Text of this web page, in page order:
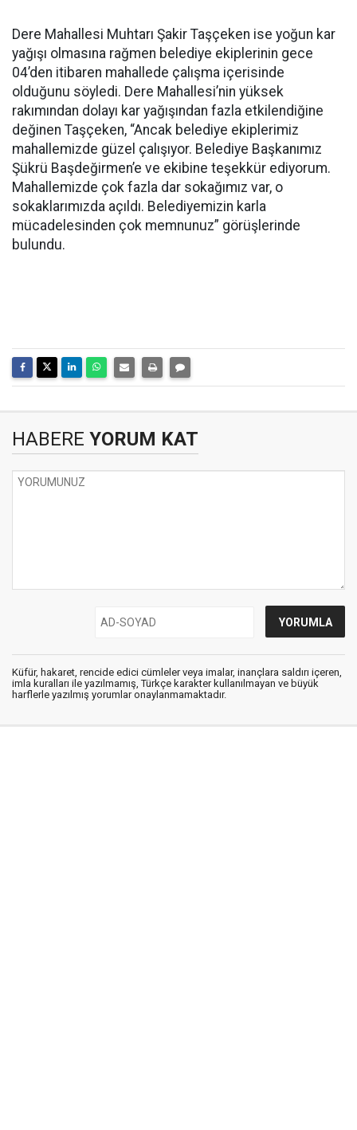
Dere Mahallesi Muhtarı Şakir Taşçeken ise yoğun kar
yağışı olmasına rağmen belediye ekiplerinin gece
04’den itibaren mahallede çalışma içerisinde
olduğunu söyledi. Dere Mahallesi’nin yüksek
rakımından dolayı kar yağışından fazla etkilendiğine
değinen Taşçeken, “Ancak belediye ekiplerimiz
mahallemizde güzel çalışıyor. Belediye Başkanımız
Şükrü Başdeğirmen’e ve ekibine teşekkür ediyorum.
Mahallemizde çok fazla dar sokağımız var, o
sokaklarımızda açıldı. Belediyemizin karla
mücadelesinden çok memnunuz” görüşlerinde
bulundu.
HABERE YORUM KAT
Küfür, hakaret, rencide edici cümleler veya imalar, inançlara saldırı içeren,
imla kuralları ile yazılmamış, Türkçe karakter kullanılmayan ve büyük
harflerle yazılmış yorumlar onaylanmamaktadır.